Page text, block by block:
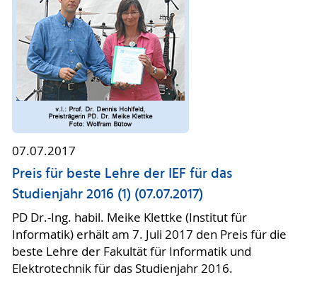
07.07.2017
Preis für beste Lehre der IEF für das
Studienjahr 2016 (1) (07.07.2017)
PD Dr.-Ing. habil. Meike Klettke (Institut für
Informatik) erhält am 7. Juli 2017 den Preis für die
beste Lehre der Fakultät für Informatik und
Elektrotechnik für das Studienjahr 2016.